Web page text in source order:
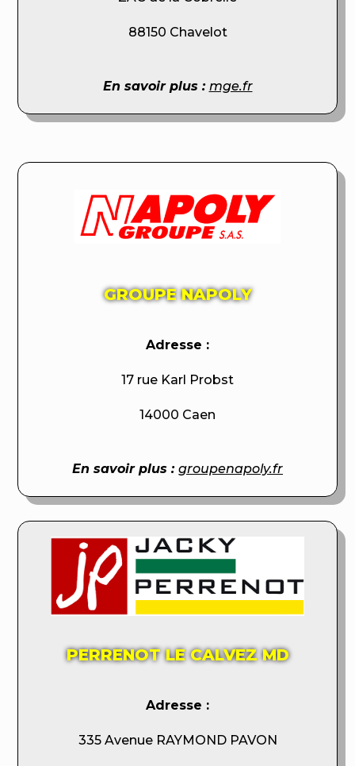
88150 Chavelot
En savoir plus : mge.fr
GROUPE NAPOLY
Adresse :
17 rue Karl Probst
14000 Caen
En savoir plus : groupenapoly.fr
PERRENOT LE CALVEZ MD
Adresse :
335 Avenue RAYMOND PAVON